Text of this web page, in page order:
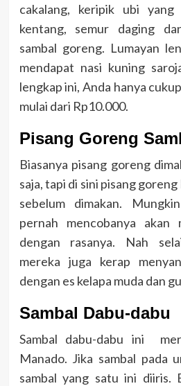
cakalang, keripik ubi yang
kentang, semur daging
sambal goreng. Lumayan
mendapat nasi kuning
lengkap ini, Anda hanya
mulai dari Rp10.000.
Pisang Goreng
Biasanya pisang goreng
saja, tapi di sini pisang
sebelum dimakan.
pernah mencobanya akan
dengan rasanya. Nah
mereka juga kerap
dengan es kelapa muda dan
Sambal Dabu-dabu
Sambal dabu-dabu ini
Manado. Jika sambal pada
sambal yang satu ini diiris.